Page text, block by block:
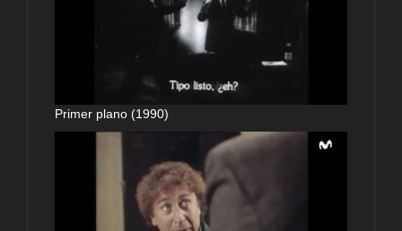
Primer plano (1990)